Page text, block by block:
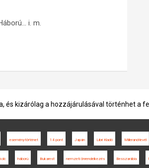
i. m.
és kizárólag a hozzájárulásával történhet a
eseménytörténet 14 pont Japán Libri Kiadó Millerand-levél
háború Bukarest nemzeti önrendelkezés Besszarábia